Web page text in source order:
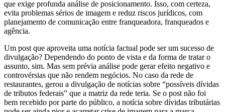
que exige profunda análise de posicionamento. Isso, com certeza,
evita problemas sérios de imagem e reduz riscos jurídicos, com
planejamento de comunicação entre franqueadora, franqueados e
agência.
Um post que aproveita uma notícia factual pode ser um sucesso de
divulgação? Dependendo do ponto de vista e da forma de tratar o
assunto, sim. Mas sem prévia análise pode gerar efeito negativo e
controvérsias que não rendem negócios. No caso da rede de
restaurantes, gerou a divulgação de notícias sobre “possíveis dívidas
de tributos federais” que a matriz da rede teria. Se o post não foi
bem recebido por parte do público, a notícia sobre dívidas tributárias